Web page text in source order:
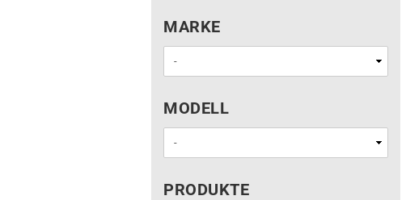
MARKE
MARKE
MODELL
MODELL
PRODUKTE
PRODUKTE